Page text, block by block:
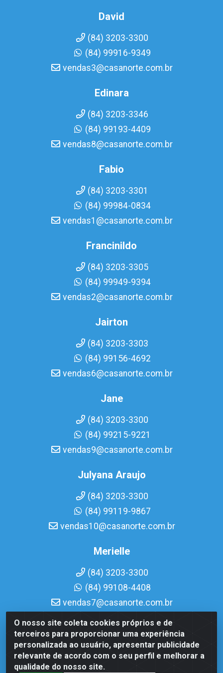
O nosso site coleta cookies próprios e de
terceiros para proporcionar uma experiência
personalizada ao usuário, apresentar publicidade
relevante de acordo com o seu perfil e melhorar a
qualidade do nosso site.
David
(84) 3203-3300
(84) 99916-9349
vendas3@casanorte.com.br
Edinara
(84) 3203-3346
(84) 99193-4409
vendas8@casanorte.com.br
Fabio
(84) 3203-3301
(84) 99984-0834
vendas1@casanorte.com.br
Francinildo
(84) 3203-3305
(84) 99949-9394
vendas2@casanorte.com.br
Jairton
(84) 3203-3303
(84) 99156-4692
vendas6@casanorte.com.br
Jane
(84) 3203-3300
(84) 99215-9221
vendas9@casanorte.com.br
Julyana Araujo
(84) 3203-3300
(84) 99119-9867
vendas10@casanorte.com.br
Merielle
(84) 3203-3300
(84) 99108-4408
vendas7@casanorte.com.br
Casa Norte LTDA - Av. Interventor Mário Câmara, 1815 -
Dix-Sept Rosado, Natal/RN - CEP 59054-600 - CNPJ
08.713.513/0001-51